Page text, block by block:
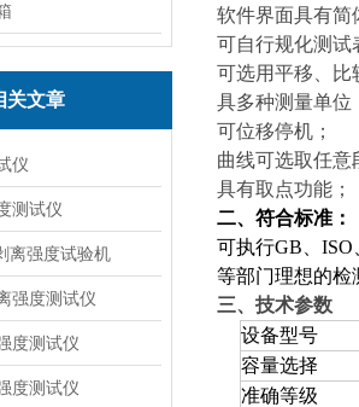
关文章
仪
测试仪
离强度试验机
强度测试仪
度测试仪
度测试仪
软件界面具有简
可自行规化测试
可选用平移、比
具多种测量单位
可位移停机；
曲线可选取任意
具有取点功能；
二、符合标准：
可执行GB、
等部门理想的
三、技术参数
设备型号
容量选择
准确等级